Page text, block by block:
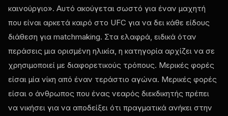
καινούργιο». Αυτό ακούγεται σωστό για έναν μαχητή
που είναι αρκετά καιρό στο UFC για να δει κάθε είδους
διάθεση για matchmaking. Στα ελαφρά, ειδικά όταν
περάσεις μια ορισμένη ηλικία, η κατηγορία αρχίζει να σε
χρησιμοποιεί με διαφορετικούς τρόπους. Μερικές φορές
είσαι μία νίκη από έναν τεράστιο αγώνα. Μερικές φορές
είσαι ο άνθρωπος που ένας νεαρός διεκδικητής πρέπει
να νικήσει για να αποδείξει ότι πραγματικά ανήκει στην